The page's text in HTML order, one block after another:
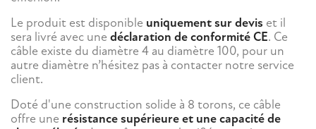
Le produit est disponible uniquement sur devis et il
sera livré avec une déclaration de conformité CE. Ce
câble existe du diamètre 4 au diamètre 100, pour un
autre diamètre n’hésitez pas à contacter notre service
client.
Doté d'une construction solide à 8 torons, ce câble
offre une résistance supérieure et une capacité de